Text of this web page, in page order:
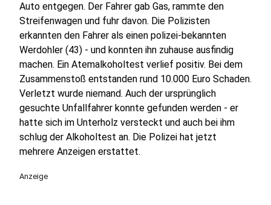
Auto entgegen. Der Fahrer gab Gas, rammte den
Streifenwagen und fuhr davon. Die Polizisten
erkannten den Fahrer als einen polizei-bekannten
Werdohler (43) - und konnten ihn zuhause ausfindig
machen. Ein Atemalkoholtest verlief positiv. Bei dem
Zusammenstoß entstanden rund 10.000 Euro Schaden.
Verletzt wurde niemand. Auch der ursprünglich
gesuchte Unfallfahrer konnte gefunden werden - er
hatte sich im Unterholz versteckt und auch bei ihm
schlug der Alkoholtest an. Die Polizei hat jetzt
mehrere Anzeigen erstattet.
Anzeige